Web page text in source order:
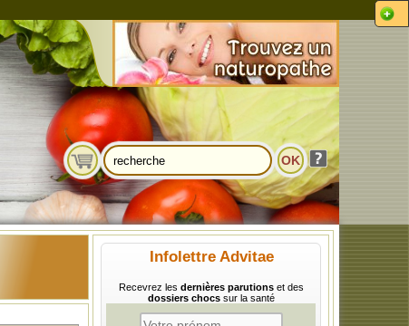
Infolettre Advitae
Recevrez les dernières parutionset des
dossiers chocssur la santé